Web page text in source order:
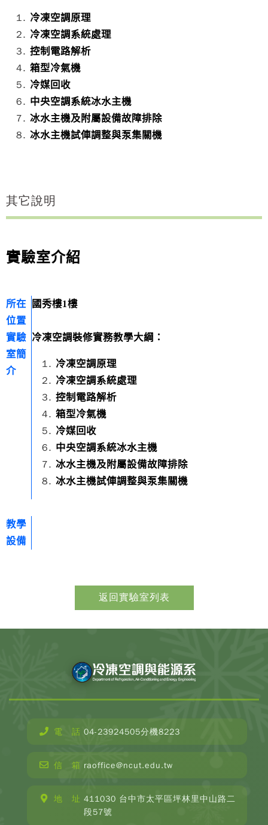
冷凍空調原理
冷凍空調系統處理
控制電路解析
箱型冷氣機
冷媒回收
中央空調系統冰水主機
冰水主機及附屬設備故障排除
冰水主機試俥調整與泵集關機
其它說明
實驗室介紹
所在
位置
國秀樓1樓
實驗
室簡
介
冷凍空調裝修實務教學大綱：
冷凍空調原理
冷凍空調系統處理
控制電路解析
箱型冷氣機
冷媒回收
中央空調系統冰水主機
冰水主機及附屬設備故障排除
冰水主機試俥調整與泵集關機
教學
設備
電 話 04-23924505分機8223
信 箱 raoffice@ncut.edu.tw
地 址 411030 台中市太平區坪林里中山路二
段57號